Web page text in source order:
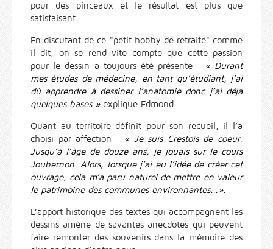
pour des pinceaux et le résultat est plus que
satisfaisant.
En discutant de ce "petit hobby de retraité" comme
il dit, on se rend vite compte que cette passion
pour le dessin a toujours été présente : « Durant
mes études de médecine, en tant qu’étudiant, j’ai
dû apprendre à dessiner l’anatomie donc j’ai déja
quelques bases »explique Edmond.
Quant au territoire définit pour son recueil, il l’a
choisi par affection : « Je suis Crestois de coeur.
Jusqu’à l’âge de douze ans, je jouais sur le cours
Joubernon. Alors, lorsque j’ai eu l’idée de créer cet
ouvrage, cela m’a paru naturel de mettre en valeur
le patrimoine des communes environnantes...».
L’apport historique des textes qui accompagnent les
dessins amène de savantes anecdotes qui peuvent
faire remonter des souvenirs dans la mémoire des